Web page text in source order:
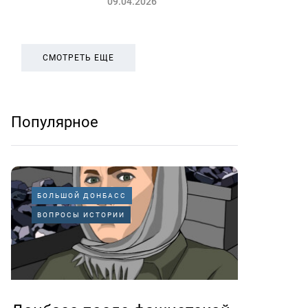
СМОТРЕТЬ ЕЩЕ
Популярное
БОЛЬШОЙ ДОНБАСС
ВОПРОСЫ ИСТОРИИ